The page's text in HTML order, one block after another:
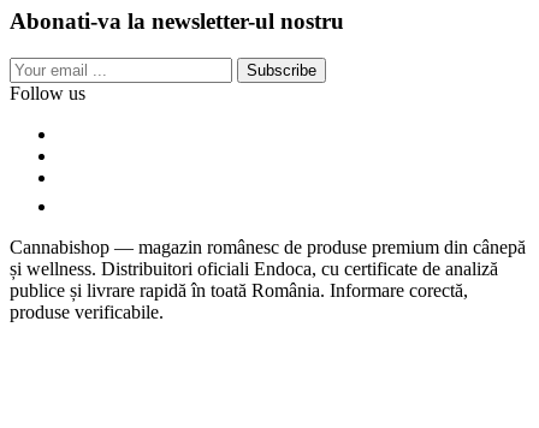
Abonati-va la newsletter-ul nostru
Subscribe
Follow us
Cannabishop — magazin românesc de produse premium din cânepă
și wellness. Distribuitori oficiali Endoca, cu certificate de analiză
publice și livrare rapidă în toată România. Informare corectă,
produse verificabile.